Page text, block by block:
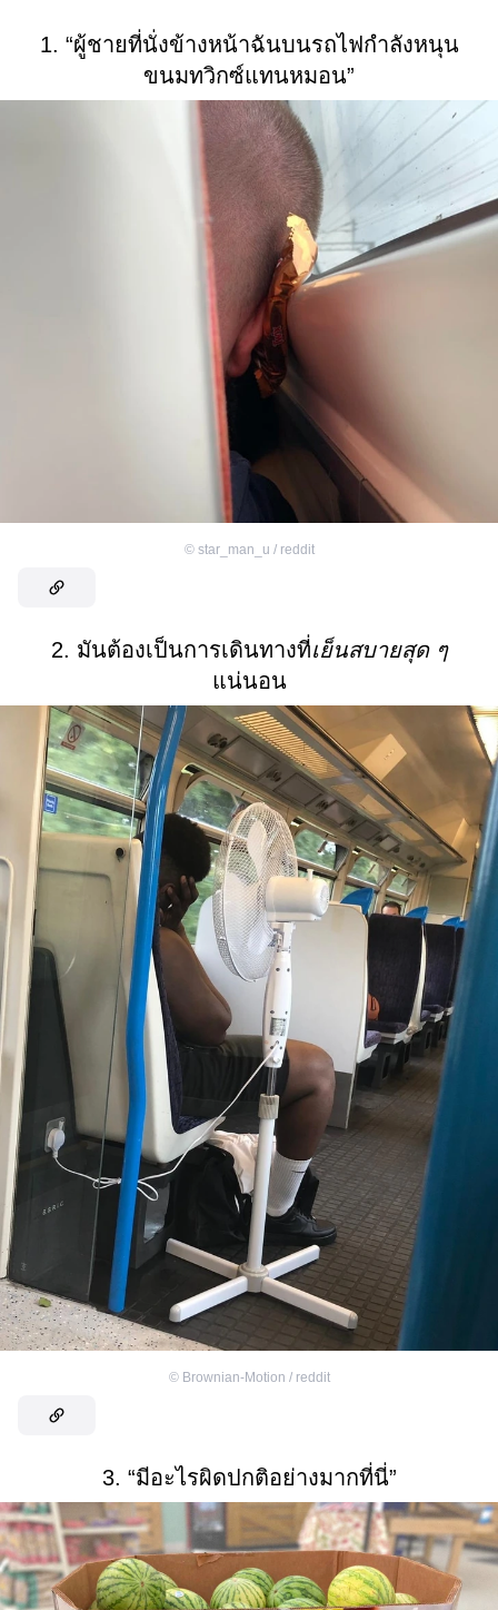
1. “ผู้ชายที่นั่งข้างหน้าฉันบนรถไฟกำลังหนุน
ขนมทวิกซ์แทนหมอน”
© star_man_u / reddit
2. มันต้องเป็นการเดินทางที่เย็นสบายสุด ๆ
แน่นอน
© Brownian-Motion / reddit
3. “มีอะไรผิดปกติอย่างมากที่นี่”